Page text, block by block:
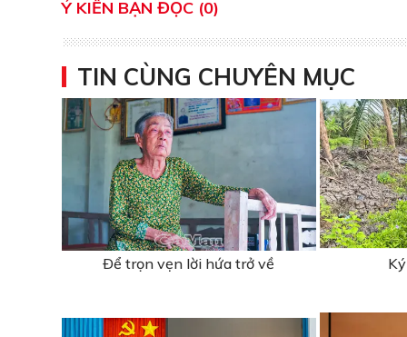
Ý KIẾN BẠN ĐỌC (0)
TIN CÙNG CHUYÊN MỤC
Ðể trọn vẹn lời hứa trở về